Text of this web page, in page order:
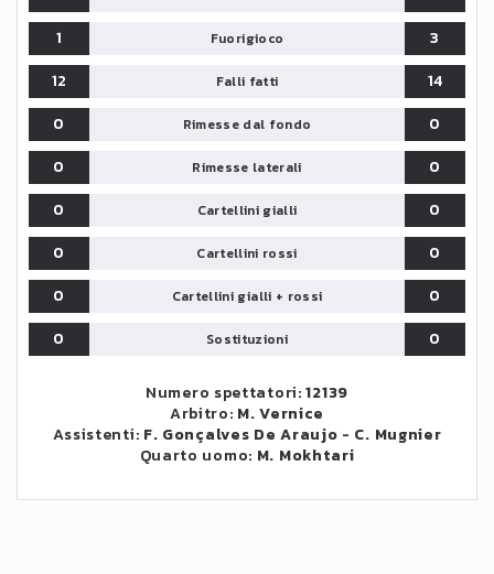
1
Fuorigioco
3
12
Falli fatti
14
0
Rimesse dal fondo
0
0
Rimesse laterali
0
0
Cartellini gialli
0
0
Cartellini rossi
0
0
Cartellini gialli + rossi
0
0
Sostituzioni 0
Numero spettatori:12139
Arbitro: M. Vernice
Assistenti: F. Gonçalves De Araujo - C. Mugnier
Quarto uomo: M. Mokhtari